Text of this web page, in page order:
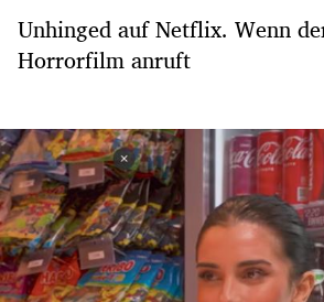
Unhinged auf Netflix. Wenn
Horrorfilm anruft